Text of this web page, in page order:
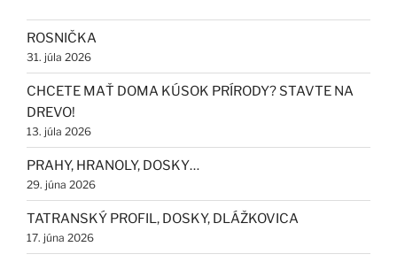
ROSNIČKA
31. júla 2026
CHCETE MAŤ DOMA KÚSOK PRÍRODY? STAVTE NA
DREVO!
13. júla 2026
PRAHY, HRANOLY, DOSKY…
29. júna 2026
TATRANSKÝ PROFIL, DOSKY, DLÁŽKOVICA
17. júna 2026